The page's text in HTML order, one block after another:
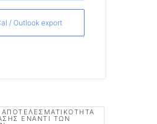
/ Outlook export
ΈΝΑΝΤΙ ΤΩΝ